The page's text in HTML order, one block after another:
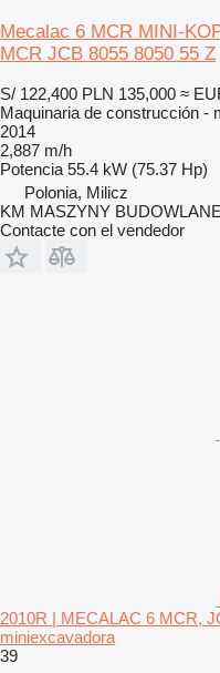
Mecalac 6 MCR MINI-
MCR JCB 8055 8050 55 Z
S/ 122,400 PLN 135,000 ≈
Maquinaria de construcción -
2014
2,887 m/h
Potencia 55.4 kW (75.37 Hp)
Polonia, Milicz
KM MASZYNY BUDOWLANE
Contacte con el vendedor
2010R | MECALAC 6 MCR,
miniexcavadora
39